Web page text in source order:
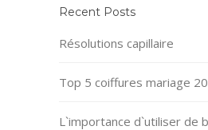
Recent Posts
Résolutions capillaire
Top 5 coiffures mariage
L`importance d`utiliser de